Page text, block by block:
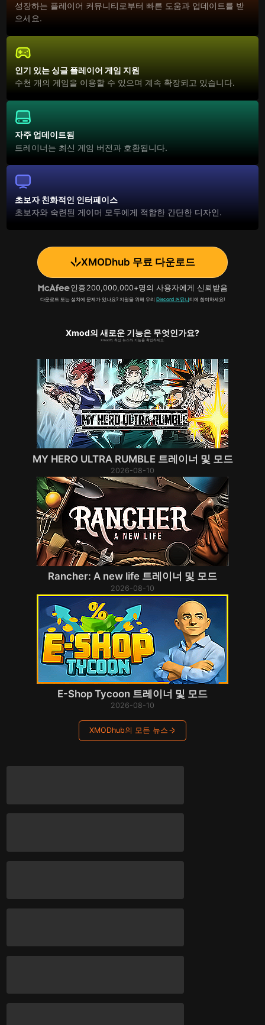
성장하는 플레이어 커뮤니티로부터 빠른 도움과 업데이트를 받
으세요.
인기 있는 싱글 플레이어 게임 지원
수천 개의 게임을 이용할 수 있으며 계속 확장되고 있습니다.
자주 업데이트됨
트레이너는 최신 게임 버전과 호환됩니다.
초보자 친화적인 인터페이스
초보자와 숙련된 게이머 모두에게 적합한 간단한 디자인.
XMODhub 무료 다운로드
인증 200,000,000+명의 사용자에게 신뢰받음
다운로드 또는 설치에 문제가 있나요? 지원을 위해 우리 Discord 커뮤니티에 참여하세요!
Xmod의 새로운 기능은 무엇인가요?
Xmod의 최신 뉴스와 기능을 확인하세요.
MY HERO ULTRA RUMBLE 트레이너 및 모드
2026-08-10
Rancher: A new life 트레이너 및 모드
2026-08-10
E-Shop Tycoon 트레이너 및 모드
2026-08-10
XMODhub의 모든 뉴스